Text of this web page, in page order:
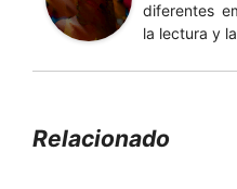
diferentes
la lectura y
Relacionado